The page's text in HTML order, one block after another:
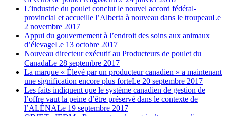
L’industrie du poulet conclut le nouvel accord fédéral-
provincial et accueille l’Alberta à nouveau dans le troupeauLe
2 novembre 2017
Appui du gouvernement à l’endroit des soins aux animaux
d’élevageLe 13 octobre 2017
Nouveau directeur exécutif au Producteurs de poulet du
CanadaLe 28 septembre 2017
La marque « Élevé par un producteur canadien » a maintenant
une signification encore plus forteLe 20 septembre 2017
Les faits indiquent que le système canadien de gestion de
l’offre vaut la peine d’être préservé dans le contexte de
l’ALÉNALe 19 septembre 2017